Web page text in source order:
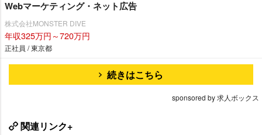
Webマーケティング・ネット広告
株式会社MONSTER DIVE
年収325万円～720万円
正社員 / 東京都
続きはこちら
sponsored by 求人ボックス
関連リンク+